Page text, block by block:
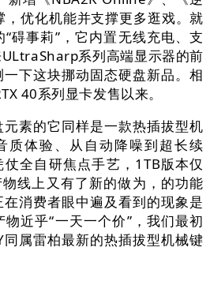
优化机能并支撑更多逛戏。就
碍事莉”，它内置无线充电、支
系列高端显示器的前
下这块挪动固态硬盘新品。相
40系列显卡发售以来。
素的它同样是一款热插拔型机
质体验、从自动降噪到超长续
全自研焦点手艺，1TB版本仅
线上又有了新的做为，的功能
消费者眼中遍及看到的现象是
近乎“一天一个价”，我们最初
属雷柏最新的热插拔型机械键